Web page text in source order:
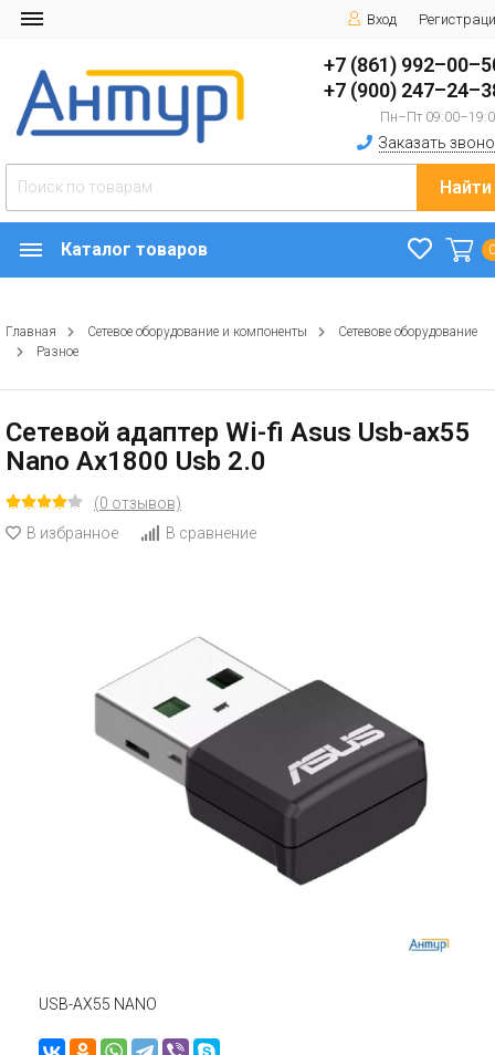
Вход
+7 (861)
+7 (900)
Пн–Пт
Заказать
Найти
Каталог товаров
Главная Сетевое оборудование и компоненты
Сетевове оборудование
Разное
Сетевой адаптер Wi-fi Asus Usb-ax55
Nano Ax1800 Usb 2.0
(0 отзывов)
В избранное
В сравнение
USB-AX55 NANO